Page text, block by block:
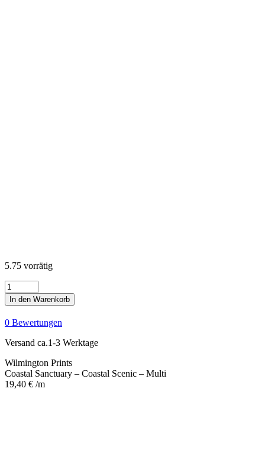
5.75 vorrätig
Coastal
Sanctuary
-
Coastal
Scenic
-
Multi
Menge
In den Warenkorb
0 Bewertungen
Versand ca.1-3 Werktage
Wilmington Prints
Coastal Sanctuary – Coastal Scenic – Multi
19,40 € /m